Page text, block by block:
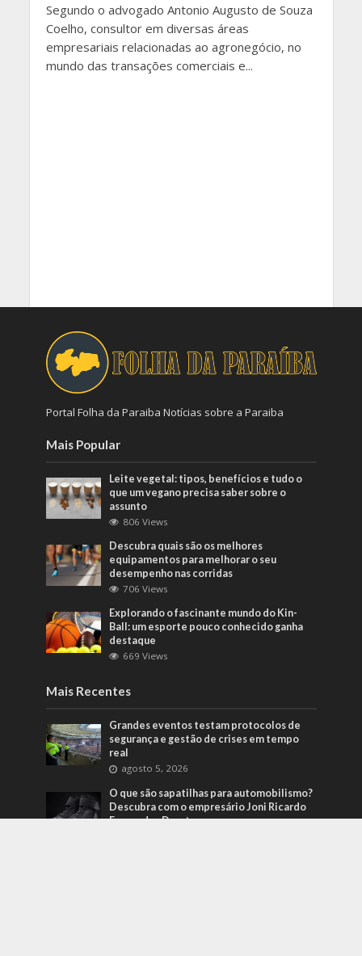
Segundo o advogado Antonio Augusto de Souza
Coelho, consultor em diversas áreas
empresariais relacionadas ao agronegócio, no
mundo das transações comerciais e...
Portal Folha da Paraiba Notícias sobre a Paraiba
Mais Popular
Leite vegetal: tipos, benefícios e tudo o
que um vegano precisa saber sobre o
assunto
806 Views
Descubra quais são os melhores
equipamentos para melhorar o seu
desempenho nas corridas
706 Views
Explorando o fascinante mundo do Kin-
Ball: um esporte pouco conhecido ganha
destaque
669 Views
Mais Recentes
Grandes eventos testam protocolos de
segurança e gestão de crises em tempo
real
agosto 5, 2026
O que são sapatilhas para automobilismo?
Descubra com o empresário Joni Ricardo
Fernandes Duarte